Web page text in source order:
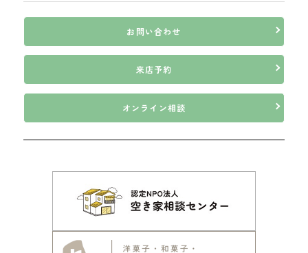
お問い合わせ
来店予約
オンライン相談